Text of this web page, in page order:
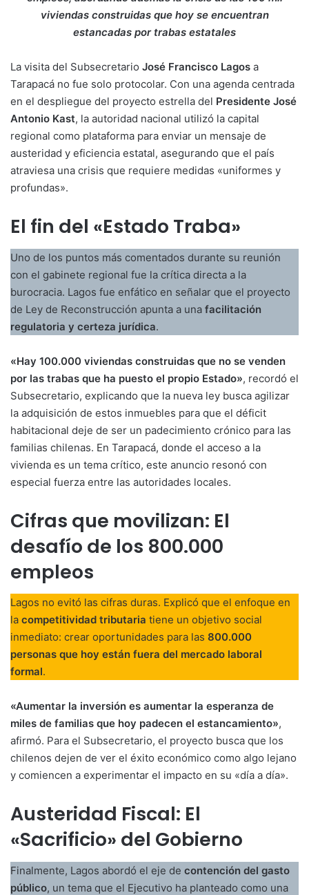
viviendas construidas que hoy se encuentran
estancadas por trabas estatales
La visita del Subsecretario José Francisco Lagos a
Tarapacá no fue solo protocolar. Con una agenda centrada
en el despliegue del proyecto estrella del Presidente José
Antonio Kast, la autoridad nacional utilizó la capital
regional como plataforma para enviar un mensaje de
austeridad y eficiencia estatal, asegurando que el país
atraviesa una crisis que requiere medidas «uniformes y
profundas».
El fin del «Estado Traba»
Uno de los puntos más comentados durante su reunión
con el gabinete regional fue la crítica directa a la
burocracia. Lagos fue enfático en señalar que el proyecto
de Ley de Reconstrucción apunta a una facilitación
regulatoria y certeza jurídica.
«Hay 100.000 viviendas construidas que no se venden
por las trabas que ha puesto el propio Estado», recordó el
Subsecretario, explicando que la nueva ley busca agilizar
la adquisición de estos inmuebles para que el déficit
habitacional deje de ser un padecimiento crónico para las
familias chilenas. En Tarapacá, donde el acceso a la
vivienda es un tema crítico, este anuncio resonó con
especial fuerza entre las autoridades locales.
Cifras que movilizan: El
desafío de los 800.000
empleos
Lagos no evitó las cifras duras. Explicó que el enfoque en
la competitividad tributaria tiene un objetivo social
inmediato: crear oportunidades para las 800.000
personas que hoy están fuera del mercado laboral
formal.
«Aumentar la inversión es aumentar la esperanza de
miles de familias que hoy padecen el estancamiento»,
afirmó. Para el Subsecretario, el proyecto busca que los
chilenos dejen de ver el éxito económico como algo lejano
y comiencen a experimentar el impacto en su «día a día».
Austeridad Fiscal: El
«Sacrificio» del Gobierno
Finalmente, Lagos abordó el eje de contención del gasto
público, un tema que el Ejecutivo ha planteado como una